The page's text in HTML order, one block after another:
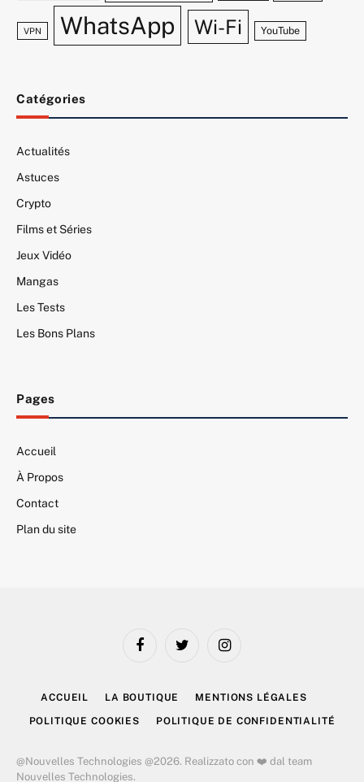
VPN WhatsApp Wi-Fi YouTube
Catégories
Actualités
Astuces
Crypto
Films et Séries
Jeux Vidéo
Mangas
Les Tests
Les Bons Plans
Pages
Accueil
À Propos
Contact
Plan du site
FacebookTwitter Instagram
ACCUEIL LA BOUTIQUE MENTIONS LÉGALES
POLITIQUE COOKIES POLITIQUE DE CONFIDENTIALITÉ
@Nouvelles Technologies @2026. Realizzato con ❤️ dal team
Nouvelles Technologies.